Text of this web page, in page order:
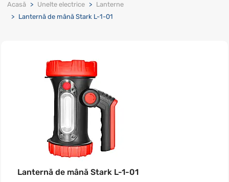
Acasă Unelte electrice
Lanterne
Lanternă de mână Stark L-1-01
Lanternă de mână Stark L-1-01